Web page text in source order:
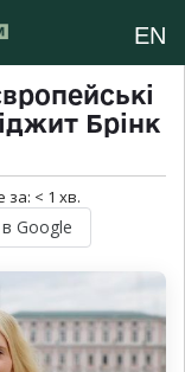
EN
Брінк
за: < 1 хв.
Google